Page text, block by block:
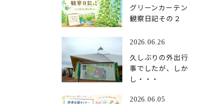
グリーンカーテン
観察日記その２
2026.06.26
久しぶりの外出行
事でしたが、しか
し・・・
2026.06.05